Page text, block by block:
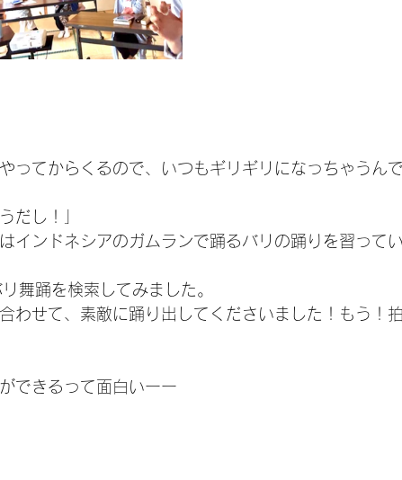
ってからくるので、いつもギリギリになっちゃうんで
だし！」
インドネシアのガムランで踊るバリの踊りを習ってい
舞踊を検索してみました。
わせて、素敵に踊り出してくださいました！もう！拍
できるって面白いーー